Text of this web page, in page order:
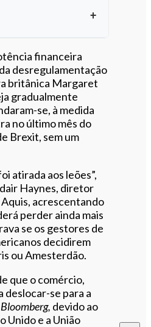
artigofinanceira
desregulamentação
britânica Margaret
gradualmente
se, à medida
no último mês do
Brexit, sem um
atirada aos leões”,
Haynes, diretor
acrescentando
perder ainda mais
se os gestores de
decidirem
ou Amesterdão.
que o comércio,
deslocar-se para a
Bloomberg, devido ao
Unido e a União